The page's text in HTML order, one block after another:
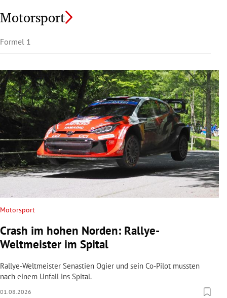
Motorsport
Formel 1
Motorsport
Crash im hohen Norden: Rallye-
Weltmeister im Spital
Rallye-Weltmeister Senastien Ogier und sein Co-Pilot mussten
nach einem Unfall ins Spital.
01.08.2026